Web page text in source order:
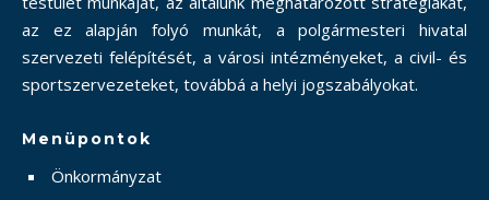
az ez alapján folyó munkát, a polgármesteri hivatal
szervezeti felépítését, a városi intézményeket, a civil- és
sportszervezeteket, továbbá a helyi jogszabályokat.
Menüpontok
Önkormányzat